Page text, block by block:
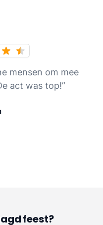
mensen om mee
act was top!”
feest?